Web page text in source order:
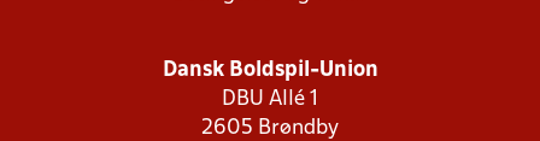
Dansk Boldspil-Union
DBU Allé 1
2605 Brøndby